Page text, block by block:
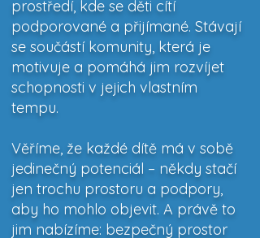
prostředí, kde se děti cítí
podporované a přijímané. Stávají
se součástí komunity, která je
motivuje a pomáhá jim rozvíjet
schopnosti v jejich vlastním
tempu.
Věříme, že každé dítě má v sobě
jedinečný potenciál – někdy stačí
jen trochu prostoru a podpory,
aby ho mohlo objevit. A právě to
jim nabízíme: bezpečný prostor